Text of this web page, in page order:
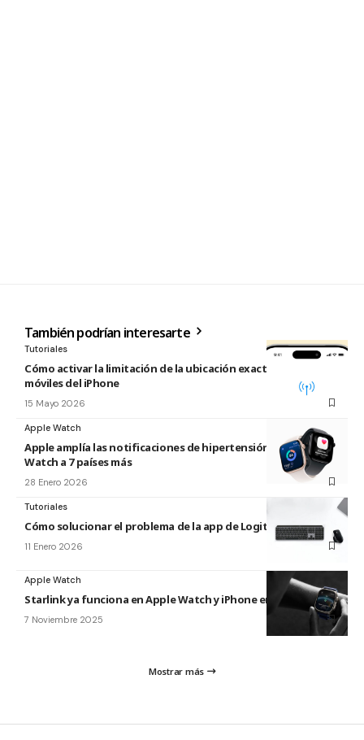
También podrían interesarte
Tutoriales
Cómo activar la limitación de la ubicación exacta para redes
móviles del iPhone
15 Mayo 2026
Apple Watch
Apple amplía las notificaciones de hipertensión de Apple
Watch a 7 países más
28 Enero 2026
Tutoriales
Cómo solucionar el problema de la app de Logitech para Mac
11 Enero 2026
Apple Watch
Starlink ya funciona en Apple Watch y iPhone en Japón
7 Noviembre 2025
Mostrar más